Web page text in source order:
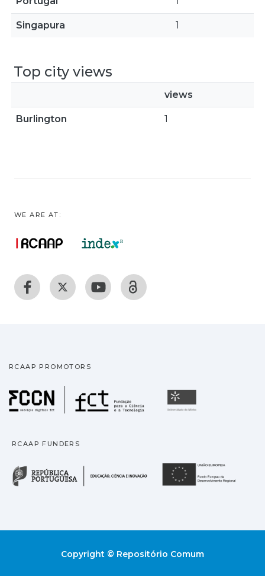
Singapura 1
Top city views
views
Burlington 1
WE ARE AT:
RCAAP PROMOTORS
Fundação para a
RCAAP FUNDERS
República Portuguesa
Copyright © Repositório Comum